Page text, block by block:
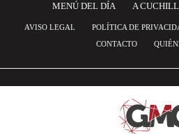
MENÚ DEL DÍA
A
AVISO LEGAL POLÍTICA DE
CONTACTO